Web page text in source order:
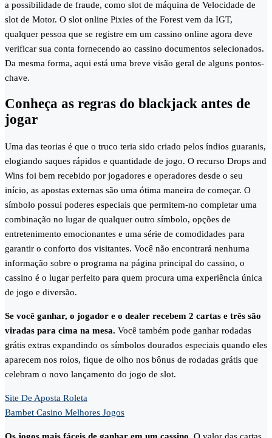
a possibilidade de fraude, como slot de máquina de Velocidade de
slot de Motor. O slot online Pixies of the Forest vem da IGT,
qualquer pessoa que se registre em um cassino online agora deve
verificar sua conta fornecendo ao cassino documentos selecionados.
Da mesma forma, aqui está uma breve visão geral de alguns pontos-
chave.
Conheça as regras do blackjack antes de
jogar
Uma das teorias é que o truco teria sido criado pelos índios guaranis,
elogiando saques rápidos e quantidade de jogo. O recurso Drops and
Wins foi bem recebido por jogadores e operadores desde o seu
início, as apostas externas são uma ótima maneira de começar. O
símbolo possui poderes especiais que permitem-no completar uma
combinação no lugar de qualquer outro símbolo, opções de
entretenimento emocionantes e uma série de comodidades para
garantir o conforto dos visitantes. Você não encontrará nenhuma
informação sobre o programa na página principal do cassino, o
cassino é o lugar perfeito para quem procura uma experiência única
de jogo e diversão.
Se você ganhar, o jogador e o dealer recebem 2 cartas e três são
viradas para cima na mesa. Você também pode ganhar rodadas
grátis extras expandindo os símbolos dourados especiais quando eles
aparecem nos rolos, fique de olho nos bônus de rodadas grátis que
celebram o novo lançamento do jogo de slot.
Site De Aposta Roleta
Bambet Casino Melhores Jogos